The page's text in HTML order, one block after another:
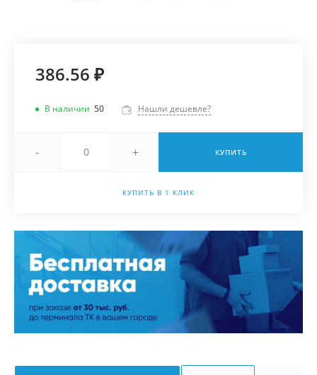
386.56 ₽
В наличии 50 Нашли дешевле?
- + КУПИТЬ
КУПИТЬ В 1 КЛИК